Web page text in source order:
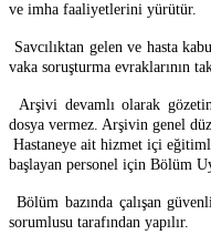
ve imha faaliyetlerini yürütür.
Savcılıktan gelen ve hasta
vaka soruşturma evraklarının
Arşivi devamlı olarak
dosya vermez. Arşivin genel
Hastaneye ait hizmet içi
başlayan personel için Bölüm
Bölüm bazında çalışan
sorumlusu tarafından yapılır.